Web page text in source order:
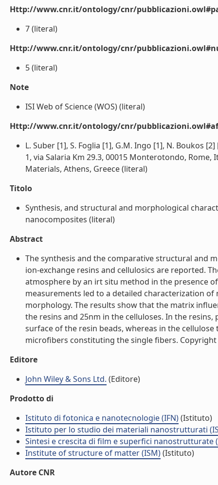
Http://www.cnr.it/ontology/cnr/
7 (literal)
Http://www.cnr.it/ontology/cnr/
5 (literal)
Note
ISI Web of Science (WOS) (literal)
Http://www.cnr.it/ontology/cnr/
L. Suber [1], S. Foglia [1], G.M. Ingo [1], N. Boukos
1, via Salaria Km 29.3, 00015 Monterotondo,
Materials, Athens, Greece (literal)
Titolo
Synthesis, and structural and morphological
nanocomposites (literal)
Abstract
The synthesis and the comparative structural and
ion-exchange resins and cellulosics are reported.
atmosphere by an irt situ method in the presence
measurements led to a detailed characterization
morphology. The results show that the matrix
the resins and 25nm in the celluloses. In the
surface of the resin beads, whereas in the
microfibers constituting the single fibers. Copyright
Editore
John Wiley & Sons Ltd. (Editore)
Prodotto di
Istituto di fotonica e nanotecnologie (IFN)(Istituto)
Istituto per lo studio dei materiali nanostrutturati
Sintesi e crescita di film e superfici nanostrutturate
Institute of structure of matter (ISM)(Istituto)
Autore CNR